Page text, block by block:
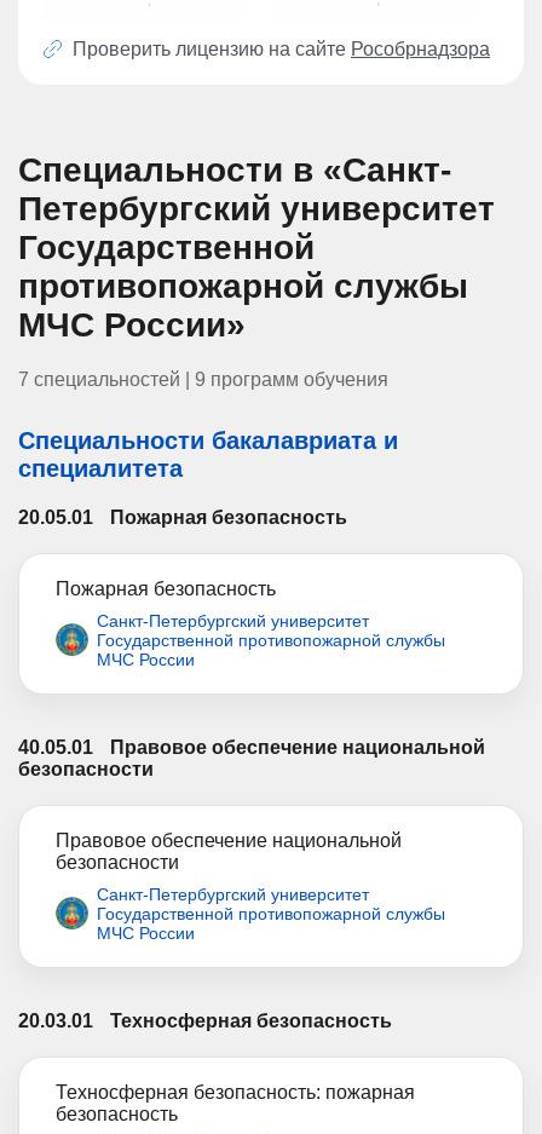
Проверить лицензию на сайте Рособрнадзора
Специальности в «Санкт-
Петербургский университет
Государственной
противопожарной службы
МЧС России»
7 специальностей | 9 программ обучения
Специальности бакалавриата и
специалитета
20.05.01 Пожарная безопасность
Пожарная безопасность
Санкт-Петербургский университет
Государственной противопожарной службы
МЧС России
40.05.01
Правовое обеспечение национальной
безопасности
Правовое обеспечение национальной
безопасности
Санкт-Петербургский университет
Государственной противопожарной службы
МЧС России
20.03.01 Техносферная безопасность
Техносферная безопасность: пожарная
безопасность